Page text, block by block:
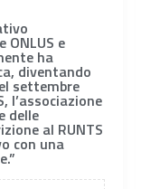
ONLUS e
ha
diventando
settembre
l’associazione
delle
al RUNTS
con una